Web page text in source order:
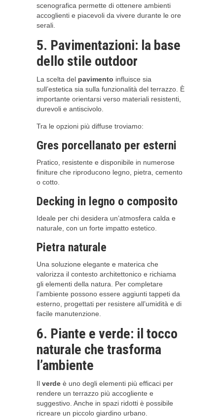
scenografica permette di ottenere ambienti
accoglienti e piacevoli da vivere durante le ore
serali.
5. Pavimentazioni: la base
dello stile outdoor
La scelta del pavimento influisce sia
sull’estetica sia sulla funzionalità del terrazzo. È
importante orientarsi verso materiali resistenti,
durevoli e antiscivolo.
Tra le opzioni più diffuse troviamo:
Gres porcellanato per esterni
Pratico, resistente e disponibile in numerose
finiture che riproducono legno, pietra, cemento
o cotto.
Decking in legno o composito
Ideale per chi desidera un’atmosfera calda e
naturale, con un forte impatto estetico.
Pietra naturale
Una soluzione elegante e materica che
valorizza il contesto architettonico e richiama
gli elementi della natura. Per completare
l’ambiente possono essere aggiunti tappeti da
esterno, progettati per resistere all’umidità e di
facile manutenzione.
6. Piante e verde: il tocco
naturale che trasforma
l’ambiente
Il verde è uno degli elementi più efficaci per
rendere un terrazzo più accogliente e
suggestivo. Anche in spazi ridotti è possibile
ricreare un piccolo giardino urbano.